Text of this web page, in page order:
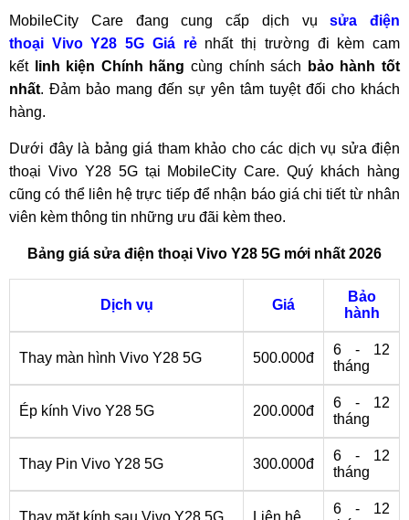
MobileCity Care đang cung cấp dịch vụsửa điện
thoại Vivo Y28 5G Giá rẻnhất thị trường đi kèm cam
kết
linh kiện Chính hãngcùng chính sách
bảo hành tốt
nhất. Đảm bảo mang đến sự yên tâm tuyệt đối cho khách
hàng.
Dưới đây là bảng giá tham khảo cho các dịch vụ sửa điện
thoại Vivo Y28 5G tại MobileCity Care. Quý khách hàng
cũng có thể liên hệ trực tiếp để nhận báo giá chi tiết từ nhân
viên kèm thông tin những ưu đãi kèm theo.
Bảng giá sửa điện thoại Vivo Y28 5G mới nhất 2026
Dịch vụ Giá
Bảo
hành
Thay màn hình Vivo Y28 5G 500.000đ
6 - 12
tháng
Ép kính Vivo Y28 5G 200.000đ
6 - 12
tháng
Thay Pin Vivo Y28 5G 300.000đ
6 - 12
tháng
Thay mặt kính sau Vivo Y28 5G Liên hệ
6 - 12